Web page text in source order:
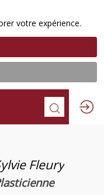
Fleury
votre expérience.